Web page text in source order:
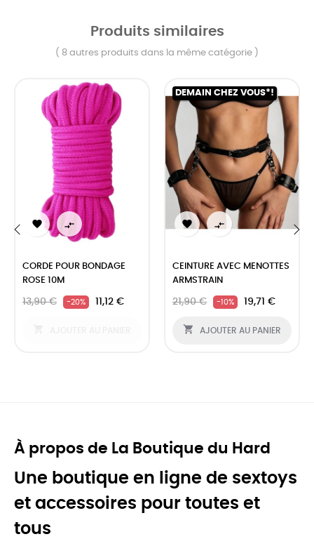
Produits similaires
( 8 autres produits dans la même catégorie )
 
CORDE POUR BONDAGE
ROSE 10M
13,90 € -20% 11,12 €
DEMAIN CHEZ VOUS*!
 
CEINTURE AVEC MENOTTES
ARMSTRAIN
21,90 € -10% 19,71 €
 AJOUTER AU PANIER
À propos de La Boutique du Hard
Une boutique en ligne de sextoys
et accessoires pour toutes et
tous